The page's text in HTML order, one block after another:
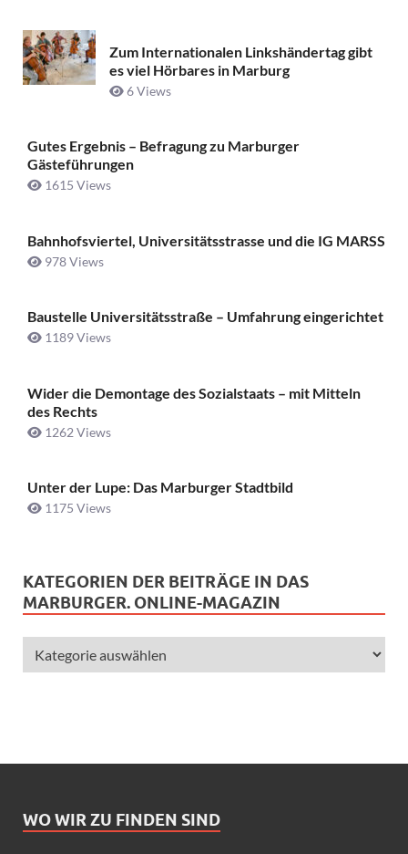
Zum Internationalen Linkshändertag gibt
es viel Hörbares in Marburg
6 Views
Gutes Ergebnis – Befragung zu Marburger
Gästeführungen
1615 Views
Bahnhofsviertel, Universitätsstrasse und die IG MARSS
978 Views
Baustelle Universitätsstraße ­– Umfahrung eingerichtet
1189 Views
Wider die Demontage des Sozialstaats – mit Mitteln
des Rechts
1262 Views
Unter der Lupe: Das Marburger Stadtbild
1175 Views
KATEGORIEN DER BEITRÄGE IN DAS
MARBURGER. ONLINE-MAGAZIN
WO WIR ZU FINDEN SIND